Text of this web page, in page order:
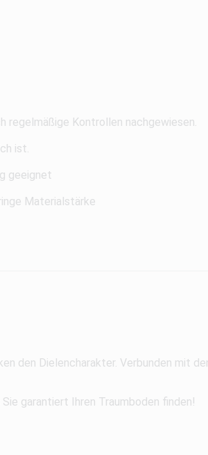
regelmäßige Kontrollen nachgewiesen.
ist.
geeignet
Materialstärke
den Dielencharakter. Verbunden mit
garantiert Ihren Traumboden finden!